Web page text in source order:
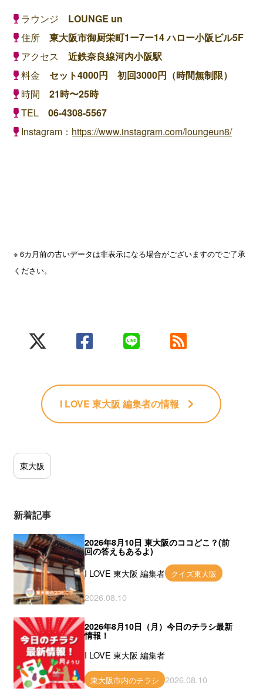
ラウンジ LOUNGE un
住所東大阪市御厨栄町1ー7ー14 ハロー小阪ビル5F
アクセス近鉄奈良線河内小阪駅
料金 セット4000円 初回3000円（時間無制限）
時間21時〜25時
TEL06-4308-5567
Instagram： https://www.instagram.com/loungeun8/
※ 6カ月前の古いデータは非表示になる場合がございますのでご了承
ください。
I LOVE 東大阪 編集者の情報
東大阪
新着記事
2026年8月10日 東大阪のココどこ？(前
回の答えもあるよ)
I LOVE 東大阪 編集者 クイズ東大阪
2026.08.10
2026年8月10日（月）今日のチラシ最新
情報！
I LOVE 東大阪 編集者
東大阪市内のチラシ 2026.08.10